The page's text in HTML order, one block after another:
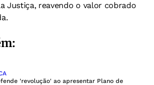
Justiça, reavendo o valor cobrado
'revolução' ao apresentar Plano de